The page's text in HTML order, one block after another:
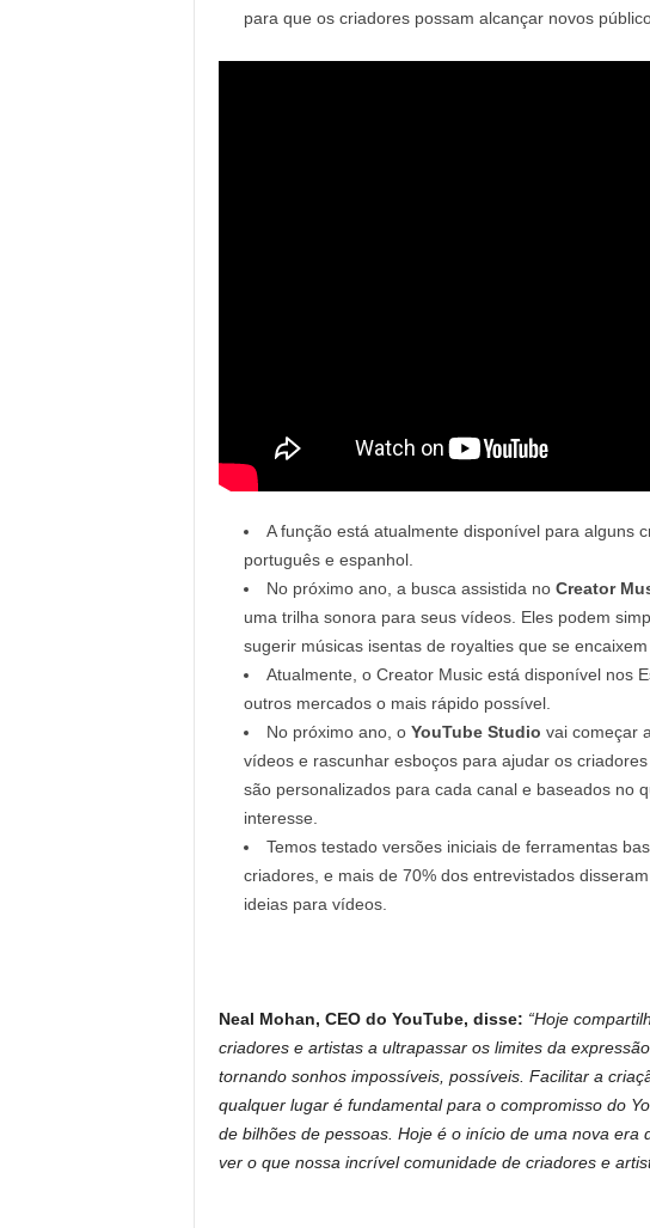
para que os criadores possam alcançar novos
A função está atualmente disponível para alguns
português e espanhol.
No próximo ano, a busca assistida no Creator
uma trilha sonora para seus vídeos. Eles podem
sugerir músicas isentas de royalties que se
Atualmente, o Creator Music está disponível nos
outros mercados o mais rápido possível.
No próximo ano, oYouTube Studio vai começar
vídeos e rascunhar esboços para ajudar os
são personalizados para cada canal e baseados no
interesse.
Temos testado versões iniciais de ferramentas
criadores, e mais de 70% dos entrevistados
ideias para vídeos.
Neal Mohan, CEO do YouTube, disse: “Hoje
criadores e artistas a ultrapassar os limites da
tornando sonhos impossíveis, possíveis. Facilitar a
qualquer lugar é fundamental para o compromisso do
de bilhões de pessoas. Hoje é o início de uma nova era
ver o que nossa incrível comunidade de criadores e